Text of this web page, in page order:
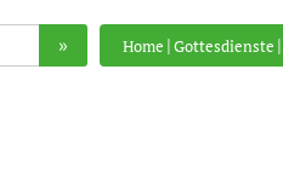
Home |Gottesdienste |
»